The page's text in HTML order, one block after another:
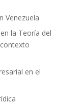
Venezuela
la Teoría del
en el